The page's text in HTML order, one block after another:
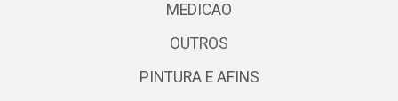
MEDICAO
OUTROS
PINTURA E AFINS